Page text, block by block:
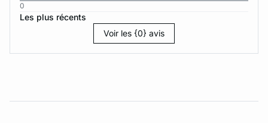
0
Les plus récents
Voir les {0} avis